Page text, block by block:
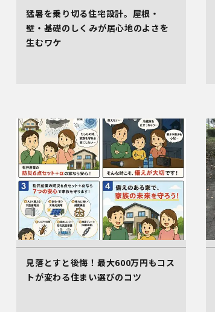
猛暑を乗り切る住宅設計。屋根・
壁・基礎のしくみが居心地のよさを
生むワケ
見落とすと後悔！最大600万円もコス
トが変わる住まい選びのコツ